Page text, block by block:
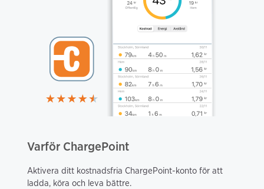
Varför ChargePoint
Aktivera ditt kostnadsfria ChargePoint-konto för att
ladda, köra och leva bättre.